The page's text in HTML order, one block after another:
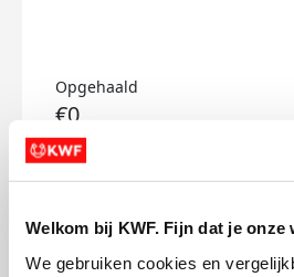
Welkom bij KWF. Fijn dat je onze
We gebruiken cookies en
Opgehaald
€0
Doneer
Olivier's